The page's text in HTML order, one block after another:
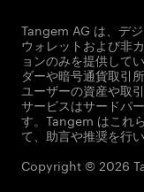
Tangem AG は、デ
ウォレットおよび非
ョンのみを提供して
ダーや暗号通貨取引
ユーザーの資産や取
サービスはサードパ
す。Tangem はこれ
て、助言や推奨を行い